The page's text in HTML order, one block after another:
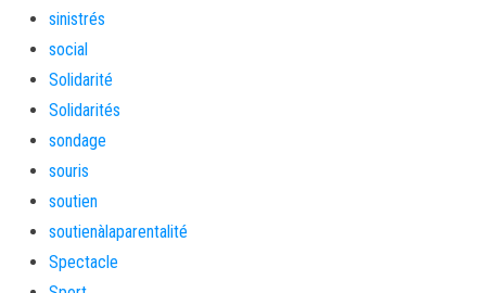
sinistrés
social
Solidarité
Solidarités
sondage
souris
soutien
soutienàlaparentalité
Spectacle